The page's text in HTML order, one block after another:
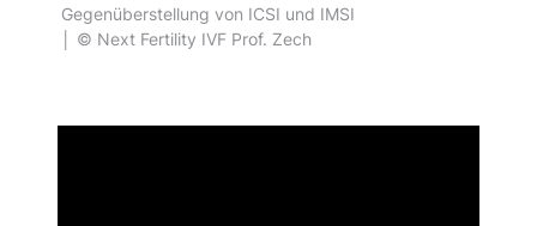
Gegenüberstellung von ICSI und IMSI
│ © Next Fertility IVF Prof. Zech